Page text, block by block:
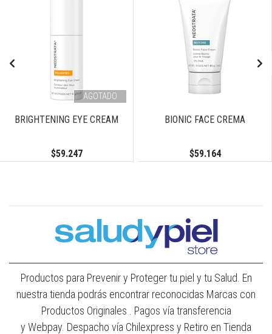
AGOTADO
BRIGHTENING EYE CREAM
$59.247
BIONIC FACE CREMA
$59.164
Productos para Prevenir y Proteger tu piel y tu Salud. En
nuestra tienda podrás encontrar reconocidas Marcas con
Productos Originales . Pagos vía transferencia
y Webpay. Despacho vía Chilexpress y Retiro en Tienda